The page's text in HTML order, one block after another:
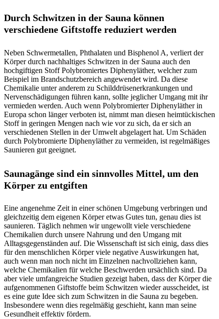
Durch Schwitzen in der Sauna können
verschiedene Giftstoffe reduziert werden
Neben Schwermetallen, Phthalaten und Bisphenol A, verliert der
Körper durch nachhaltiges Schwitzen in der Sauna auch den
hochgiftigen Stoff Polybromiertes Diphenyläther, welcher zum
Beispiel im Brandschutzbereich angewendet wird. Da diese
Chemikalie unter anderem zu Schilddrüsenerkrankungen und
Nervenschädigungen führen kann, sollte jeglicher Umgang mit ihr
vermieden werden. Auch wenn Polybromierter Diphenyläther in
Europa schon länger verboten ist, nimmt man diesen heimtückischen
Stoff in geringen Mengen nach wie vor zu sich, da er sich an
verschiedenen Stellen in der Umwelt abgelagert hat. Um Schäden
durch Polybromierte Diphenyläther zu vermeiden, ist regelmäßiges
Saunieren gut geeignet.
Saunagänge sind ein sinnvolles Mittel, um den
Körper zu entgiften
Eine angenehme Zeit in einer schönen Umgebung verbringen und
gleichzeitig dem eigenen Körper etwas Gutes tun, genau dies ist
saunieren. Täglich nehmen wir ungewollt viele verschiedene
Chemikalien durch unsere Nahrung und den Umgang mit
Alltagsgegenständen auf. Die Wissenschaft ist sich einig, dass dies
für den menschlichen Körper viele negative Auswirkungen hat,
auch wenn man noch nicht im Einzelnen nachvollziehen kann,
welche Chemikalien für welche Beschwerden ursächlich sind. Da
aber viele umfangreiche Studien gezeigt haben, dass der Körper die
aufgenommenen Giftstoffe beim Schwitzen wieder ausscheidet, ist
es eine gute Idee sich zum Schwitzen in die Sauna zu begeben.
Insbesondere wenn dies regelmäßig geschieht, kann man seine
Gesundheit effektiv fördern.